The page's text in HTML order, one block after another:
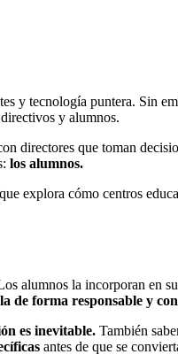
y tecnología puntera. Sin
y alumnos.
directores que toman
los alumnos.
explora cómo centros
alumnos la incorporan en
de forma responsable y
es inevitable. También
antes de que se